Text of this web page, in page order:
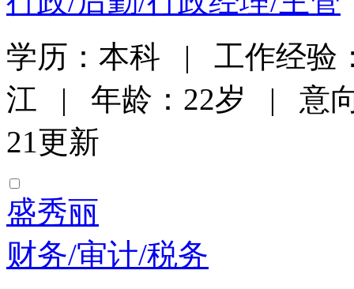
学历：本科 | 工作经验
江 | 年龄：22岁 | 意
21更新
盛秀丽
财务/审计/税务